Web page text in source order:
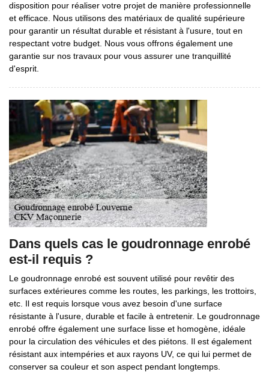
disposition pour réaliser votre projet de manière professionnelle
et efficace. Nous utilisons des matériaux de qualité supérieure
pour garantir un résultat durable et résistant à l'usure, tout en
respectant votre budget. Nous vous offrons également une
garantie sur nos travaux pour vous assurer une tranquillité
d'esprit.
Dans quels cas le goudronnage enrobé
est-il requis ?
Le goudronnage enrobé est souvent utilisé pour revêtir des
surfaces extérieures comme les routes, les parkings, les trottoirs,
etc. Il est requis lorsque vous avez besoin d'une surface
résistante à l'usure, durable et facile à entretenir. Le goudronnage
enrobé offre également une surface lisse et homogène, idéale
pour la circulation des véhicules et des piétons. Il est également
résistant aux intempéries et aux rayons UV, ce qui lui permet de
conserver sa couleur et son aspect pendant longtemps.